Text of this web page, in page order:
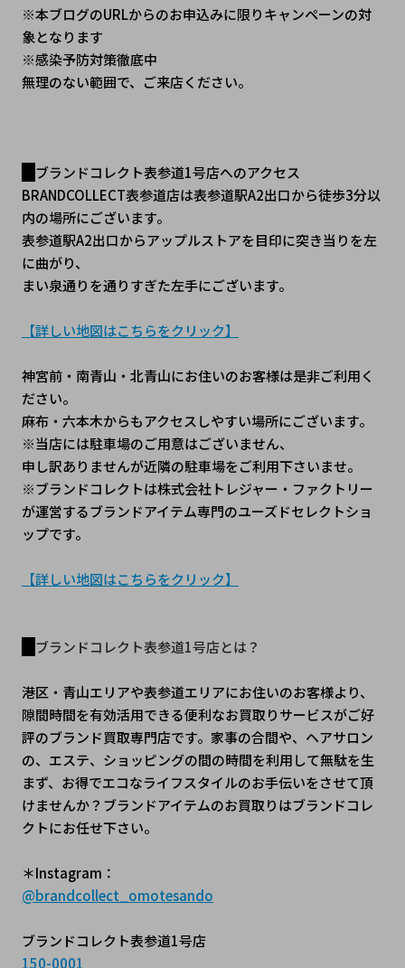
※本ブログのURLからのお申込みに限りキャンペーンの対
象となります
※感染予防対策徹底中
無理のない範囲で、ご来店ください。
ブランドコレクト表参道1号店へのアクセス
BRANDCOLLECT表参道店は表参道駅A2出口から徒歩3分以
内の場所にございます。
表参道駅A2出口からアップルストアを目印に突き当りを左
に曲がり、
まい泉通りを通りすぎた左手にございます。
【詳しい地図はこちらをクリック】
神宮前・南青山・北青山にお住いのお客様は是非ご利用く
ださい。
麻布・六本木からもアクセスしやすい場所にございます。
※当店には駐車場のご用意はございません、
申し訳ありませんが近隣の駐車場をご利用下さいませ。
※ブランドコレクトは株式会社トレジャー・ファクトリー
が運営するブランドアイテム専門のユーズドセレクトショ
ップです。
【詳しい地図はこちらをクリック】
ブランドコレクト表参道1号店とは？
港区・青山エリアや表参道エリアにお住いのお客様より、
隙間時間を有効活用できる便利なお買取りサービスがご好
評のブランド買取専門店です。家事の合間や、ヘアサロン
の、エステ、ショッピングの間の時間を利用して無駄を生
まず、お得でエコなライフスタイルのお手伝いをさせて頂
けませんか？ブランドアイテムのお買取りはブランドコレ
クトにお任せ下さい。
＊Instagram：
@brandcollect_omotesando
ブランドコレクト表参道1号店
150-0001